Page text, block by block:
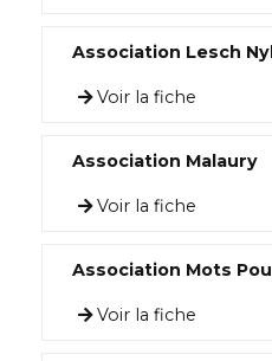
Association Lesch
Voir la fiche
Association Malaury
Voir la fiche
Association Mots
Voir la fiche